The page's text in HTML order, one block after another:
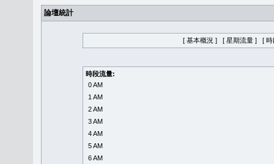
論壇統計
[ 基本概況 ] [ 星期流量 ] [ 時
時段流量:
0 AM
1 AM
2 AM
3 AM
4 AM
5 AM
6 AM